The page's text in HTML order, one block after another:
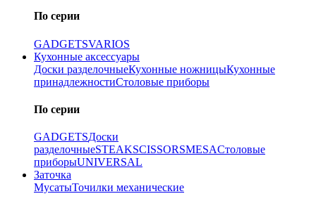
По серии
GADGETSVARIOS
Кухонные аксессуары
Доски разделочныеКухонные ножницыКухонные
принадлежностиСтоловые приборы
По серии
GADGETSДоски
разделочныеSTEAKSCISSORSMESAСтоловые
приборыUNIVERSAL
Заточка
МусатыТочилки механические